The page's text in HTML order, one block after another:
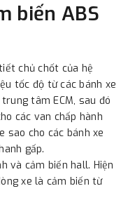
biến ABS
chủ chốt của hệ
tốc độ từ các bánh xe
tâm ECM, sau đó
các van chấp hành
sao cho các bánh xe
gấp.
và cảm biến hall. Hiện
xe là cảm biến từ